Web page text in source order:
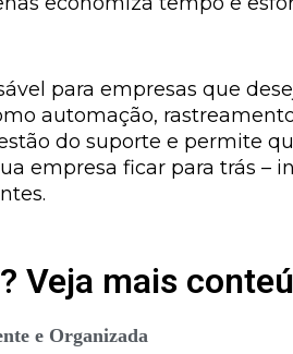
para empresas que
automação,
do suporte e permite
empresa ficar para trás –
Veja mais
e Organizada